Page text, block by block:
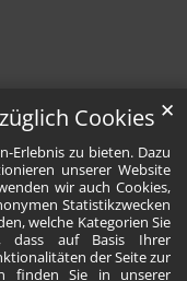
Cookies
Erlebnis zu bieten. Dazu
unserer Website
wir auch Cookies,
Statistikzwecken
welche Kategorien Sie
dass auf Basis Ihrer
der Seite zur
finden Sie in unserer
✕